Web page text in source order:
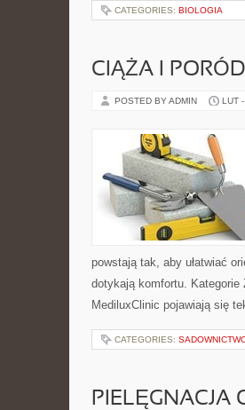
CATEGORIES: BIOLOGIA
CIĄŻA I PORÓD
POSTED BY ADMIN LUT
powstają tak, aby ułatwiać
dotykają komfortu. Kategorie
MediluxClinic pojawiają się
CATEGORIES:
PIELĘGNACJA